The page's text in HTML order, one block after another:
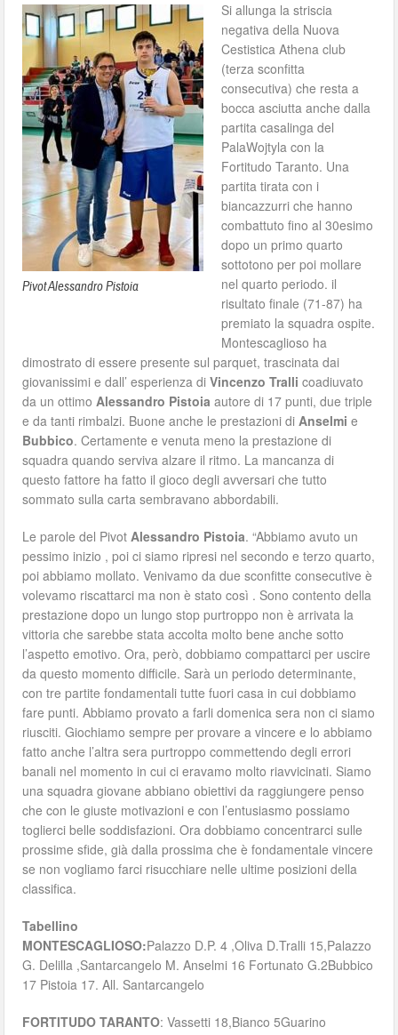
Pivot Alessandro Pistoia
Si allunga la striscia
negativa della Nuova
Cestistica Athena club
(terza sconfitta
consecutiva) che resta a
bocca asciutta anche dalla
partita casalinga del
PalaWojtyla con la
Fortitudo Taranto. Una
partita tirata con i
biancazzurri che hanno
combattuto fino al 30esimo
dopo un primo quarto
sottotono per poi mollare
nel quarto periodo. il
risultato finale (71-87) ha
premiato la squadra ospite.
Montescaglioso ha
dimostrato di essere presente sul parquet, trascinata dai
giovanissimi e dall’ esperienza diVincenzo Tralli coadiuvato
da un ottimoAlessandro Pistoia autore di 17 punti, due triple
e da tanti rimbalzi. Buone anche le prestazioni diAnselmi e
Bubbico. Certamente e venuta meno la prestazione di
squadra quando serviva alzare il ritmo. La mancanza di
questo fattore ha fatto il gioco degli avversari che tutto
sommato sulla carta sembravano abbordabili.
Le parole del PivotAlessandro Pistoia. “Abbiamo avuto un
pessimo inizio , poi ci siamo ripresi nel secondo e terzo quarto,
poi abbiamo mollato. Venivamo da due sconfitte consecutive è
volevamo riscattarci ma non è stato così . Sono contento della
prestazione dopo un lungo stop purtroppo non è arrivata la
vittoria che sarebbe stata accolta molto bene anche sotto
l’aspetto emotivo. Ora, però, dobbiamo compattarci per uscire
da questo momento difficile. Sarà un periodo determinante,
con tre partite fondamentali tutte fuori casa in cui dobbiamo
fare punti. Abbiamo provato a farli domenica sera non ci siamo
riusciti. Giochiamo sempre per provare a vincere e lo abbiamo
fatto anche l’altra sera purtroppo commettendo degli errori
banali nel momento in cui ci eravamo molto riavvicinati. Siamo
una squadra giovane abbiano obiettivi da raggiungere penso
che con le giuste motivazioni e con l’entusiasmo possiamo
toglierci belle soddisfazioni. Ora dobbiamo concentrarci sulle
prossime sfide, già dalla prossima che è fondamentale vincere
se non vogliamo farci risucchiare nelle ultime posizioni della
classifica.
Tabellino
MONTESCAGLIOSO:Palazzo D.P. 4 ,Oliva D.Tralli 15,Palazzo
G. Delilla ,Santarcangelo M. Anselmi 16 Fortunato G.2Bubbico
17 Pistoia 17. All. Santarcangelo
FORTITUDO TARANTO: Vassetti 18,Bianco 5Guarino